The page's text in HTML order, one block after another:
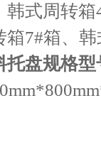
韩式周转
箱7#箱、
托盘规格型